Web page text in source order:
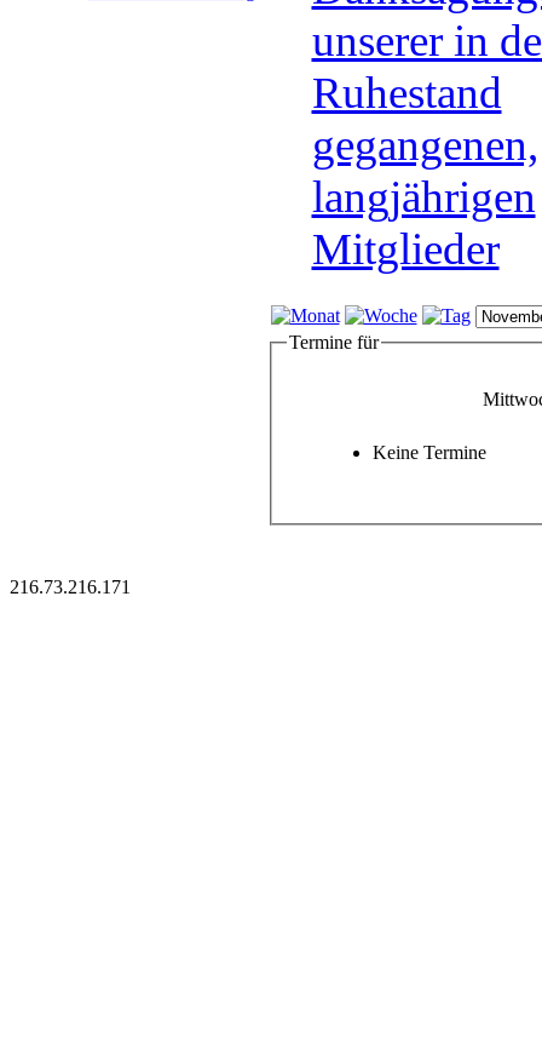
unserer in
Ruhestand
gegangenen,
langjährigen
Mitglieder
Termine für
Keine Termine
216.73.216.171